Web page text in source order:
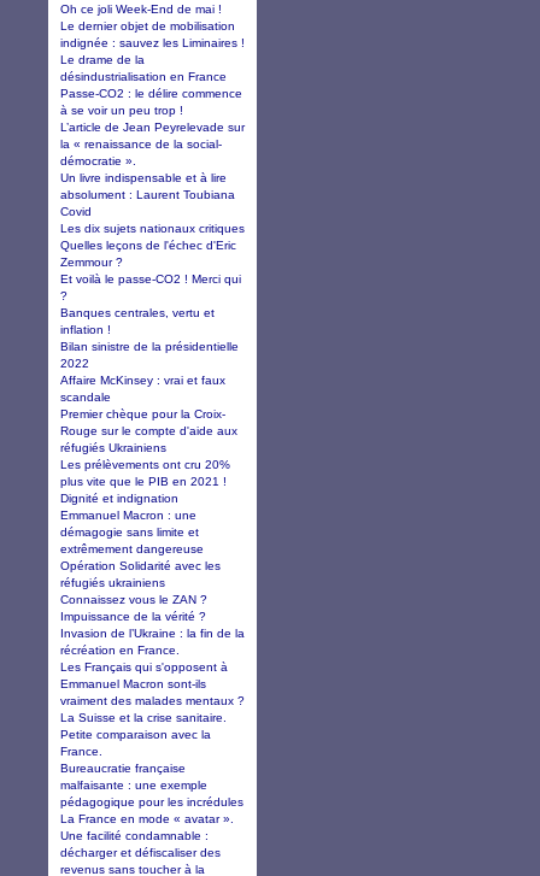
Oh ce joli Week-End de mai !
Le dernier objet de mobilisation
indignée : sauvez les Liminaires !
Le drame de la
désindustrialisation en France
Passe-CO2 : le délire commence
à se voir un peu trop !
L’article de Jean Peyrelevade sur
la « renaissance de la social-
démocratie ».
Un livre indispensable et à lire
absolument : Laurent Toubiana
Covid
Les dix sujets nationaux critiques
Quelles leçons de l'échec d'Eric
Zemmour ?
Et voilà le passe-CO2 ! Merci qui
?
Banques centrales, vertu et
inflation !
Bilan sinistre de la présidentielle
2022
Affaire McKinsey : vrai et faux
scandale
Premier chèque pour la Croix-
Rouge sur le compte d'aide aux
réfugiés Ukrainiens
Les prélèvements ont cru 20%
plus vite que le PIB en 2021 !
Dignité et indignation
Emmanuel Macron : une
démagogie sans limite et
extrêmement dangereuse
Opération Solidarité avec les
réfugiés ukrainiens
Connaissez vous le ZAN ?
Impuissance de la vérité ?
Invasion de l’Ukraine : la fin de la
récréation en France.
Les Français qui s'opposent à
Emmanuel Macron sont-ils
vraiment des malades mentaux ?
La Suisse et la crise sanitaire.
Petite comparaison avec la
France.
Bureaucratie française
malfaisante : une exemple
pédagogique pour les incrédules
La France en mode « avatar ».
Une facilité condamnable :
décharger et défiscaliser des
revenus sans toucher à la